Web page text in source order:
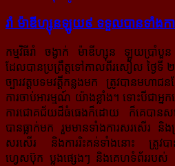
រាំ ម៉ាឌីហ្សុនឡូយ៩ ទទួលបានទាំងកា
កម្មវិធីរាំ ចង្វាក់ ម៉ាឌីហ្សុន ឡូយប្រាំបួន
ដែលបានប្រព្រឹត្តទៅកាលពីរសៀល ថ្ងៃទី
ច្បារវត្តបទមវត្តីកន្លងមក ត្រូវបានមហាជ
ការចាប់អារម្មណ៍ យ៉ាងខ្លាំង។ ទោះបីជាអ្ន
ការជោគជ័យដ៏ធំធេងក៏ដោយ ក៏គេបានសង្
បានធ្លាក់មក រួមមានទាំងការសរសើរ និ
សរសើរ និងការរិះគន់ទាំងនោះ ត្រូវបា
ហ្វេសប៊ុក ប្លូងផ្សេងៗ និងគេហទំព័ររបស់